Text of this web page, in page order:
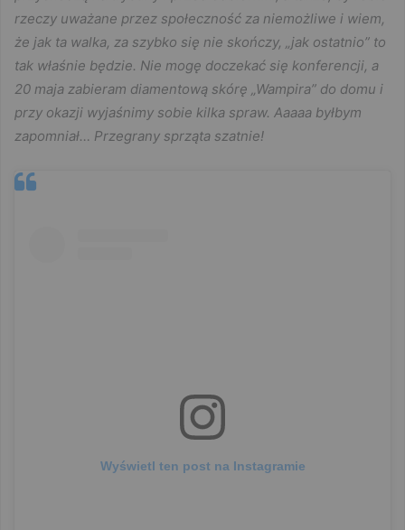
rzeczy uważane przez społeczność za niemożliwe i wiem,
że jak ta walka, za szybko się nie skończy, „jak ostatnio” to
tak właśnie będzie. Nie mogę doczekać się konferencji, a
20 maja zabieram diamentową skórę „Wampira” do domu i
przy okazji wyjaśnimy sobie kilka spraw. Aaaaa byłbym
zapomniał… Przegrany sprząta szatnie!
Wyświetl ten post na Instagramie